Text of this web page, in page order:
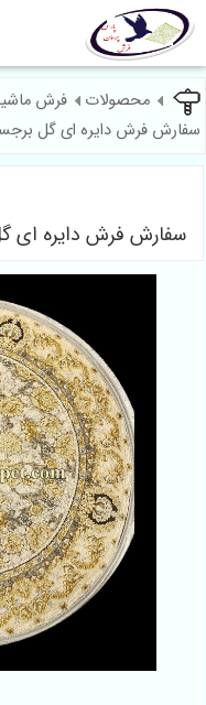
محصولات فرش
سفارش فرش دایره ای گل
سفارش فرش دایره ای